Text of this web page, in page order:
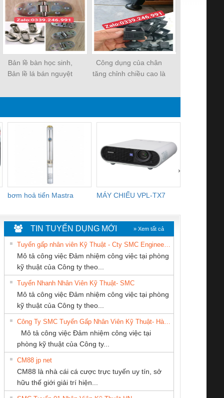
Bản lề bàn học sinh,
Bản lề lá bán nguyệt
Công dụng của chân
tăng chỉnh chiều cao là
bơm hoả tiển Mastra MÁY CHIẾU VPL-TX7
›
An Toàn
Contact
– PSR-
SCP-
FSP/2X1/1X2
sát chuỗi
tấm pin
Bộ giám sát chuỗi
tấm pin
TRANSCLINIC 16I+
1K5 L (2433950000)
Bộ giám sát dòng
TRANSCLINIC 16I+
(2008130000)
Bộ chỉnh lưu nguồn
điện TRANSCLINIC
Nẹp nhôm chống
trơn Đà Nẵng
TY CP TỰ
TIẾN
CÔNG TY TNHH
MEKONG MARINE
SUPPLY
Tan Dong Cang
Ty TNHH
Bị Điện Nam
Thịnh
Ba Miền
Thương Mại SX
TIN TUYỂN DỤNG MỚI » Xem tất cả
Mô tả công việc Đảm nhiệm công việc tại phòng
kỹ thuật của Công ty theo...
Tuyển Nhanh Nhân Viên Kỹ Thuật- SMC
Mô tả công việc Đảm nhiệm công việc tại phòng
kỹ thuật của Công ty theo...
Mô tả công việc Đảm nhiệm công việc tại
phòng kỹ thuật của Công ty...
CM88 jp net
CM88 là nhà cái cá cược trực tuyến uy tín, sở
hữu thế giới giải trí hiện...